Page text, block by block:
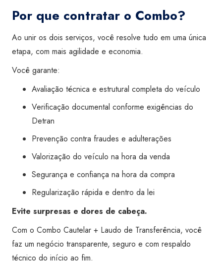
Por que contratar o Combo?
Ao unir os dois serviços, você resolve tudo em uma única
etapa, com mais agilidade e economia.
Você garante:
Avaliação técnica e estrutural completa do veículo
Verificação documental conforme exigências do
Detran
Prevenção contra fraudes e adulterações
Valorização do veículo na hora da venda
Segurança e confiança na hora da compra
Regularização rápida e dentro da lei
Evite surpresas e dores de cabeça.
Com o Combo Cautelar + Laudo de Transferência, você
faz um negócio transparente, seguro e com respaldo
técnico do início ao fim.